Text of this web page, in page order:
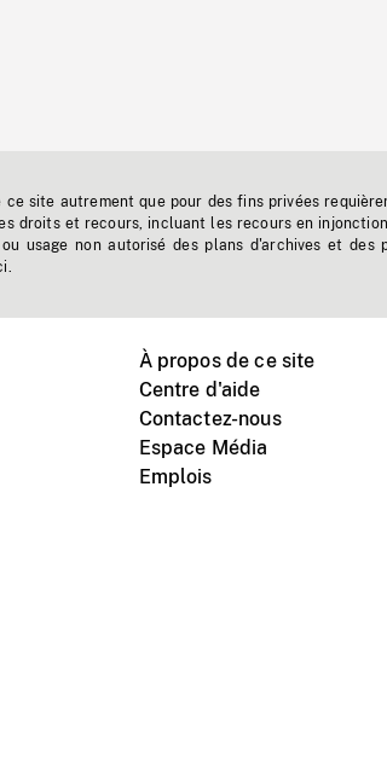
site autrement que pour des fins privées
droits et recours, incluant les recours en
usage non autorisé des plans d'archives et des
À propos de ce site
Centre d'aide
Contactez-nous
Espace Média
Emplois